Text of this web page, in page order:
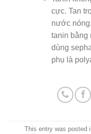
cực. Tan
nước
tanin bằng
dùng
phụ là
This entry was posted